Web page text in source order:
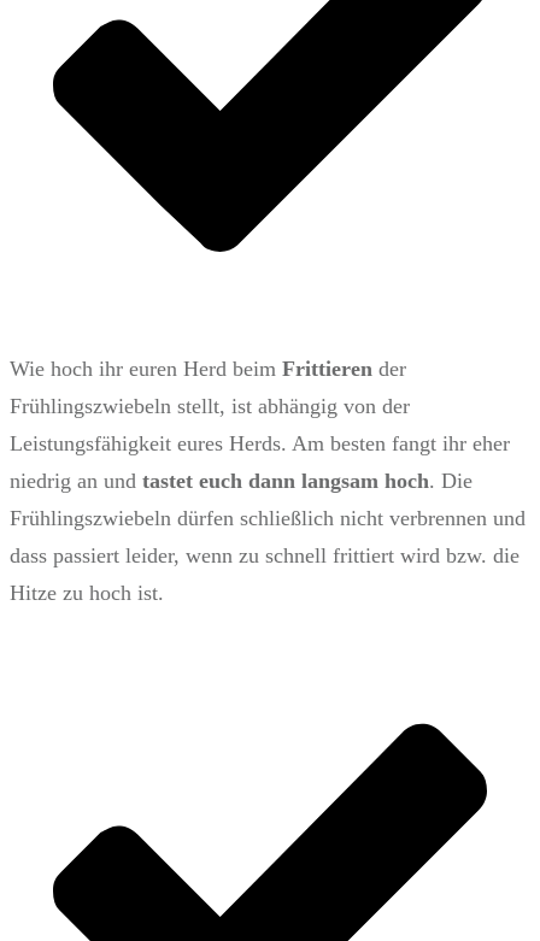
Wie hoch ihr euren Herd beim Frittieren der
Frühlingszwiebeln stellt, ist abhängig von der
Leistungsfähigkeit eures Herds. Am besten fangt ihr eher
niedrig an und tastet euch dann langsam hoch. Die
Frühlingszwiebeln dürfen schließlich nicht verbrennen und
dass passiert leider, wenn zu schnell frittiert wird bzw. die
Hitze zu hoch ist.